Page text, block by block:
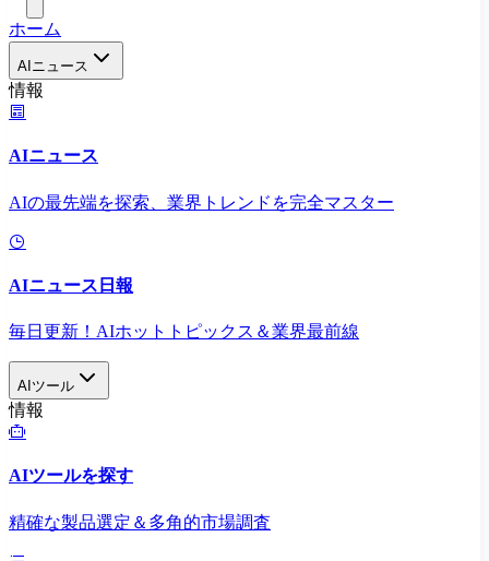
ホーム
AIニュース
情報
AIニュース
AIの最先端を探索、業界トレンドを完全マスター
AIニュース日報
毎日更新！AIホットトピックス＆業界最前線
AIツール
情報
AIツールを探す
精確な製品選定＆多角的市場調査